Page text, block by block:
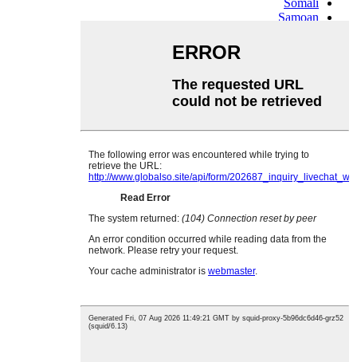
Samoan
Swahili
Tajik
Telugu
Ukrainian
Urdu
Welsh
Xhosa
Yiddish
Tatar
Oriya